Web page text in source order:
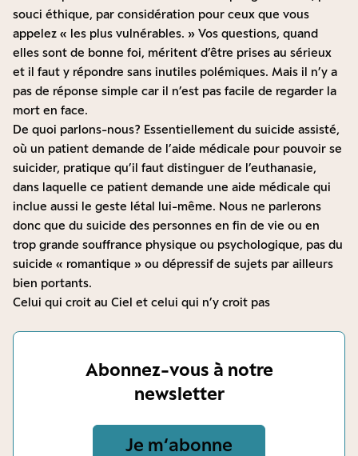
souci éthique, par considération pour ceux que vous
appelez « les plus vulnérables. » Vos questions, quand
elles sont de bonne foi, méritent d’être prises au sérieux
et il faut y répondre sans inutiles polémiques. Mais il n’y a
pas de réponse simple car il n’est pas facile de regarder la
mort en face.
De quoi parlons-nous ? Essentiellement du suicide assisté,
où un patient demande de l’aide médicale pour pouvoir se
suicider, pratique qu’il faut distinguer de l’euthanasie,
dans laquelle ce patient demande une aide médicale qui
inclue aussi le geste létal lui-même. Nous ne parlerons
donc que du suicide des personnes en fin de vie ou en
trop grande souffrance physique ou psychologique, pas du
suicide « romantique » ou dépressif de sujets par ailleurs
bien portants.
Celui qui croit au Ciel et celui qui n’y croit pas
Abonnez-vous à notre
newsletter
Je m‘abonne